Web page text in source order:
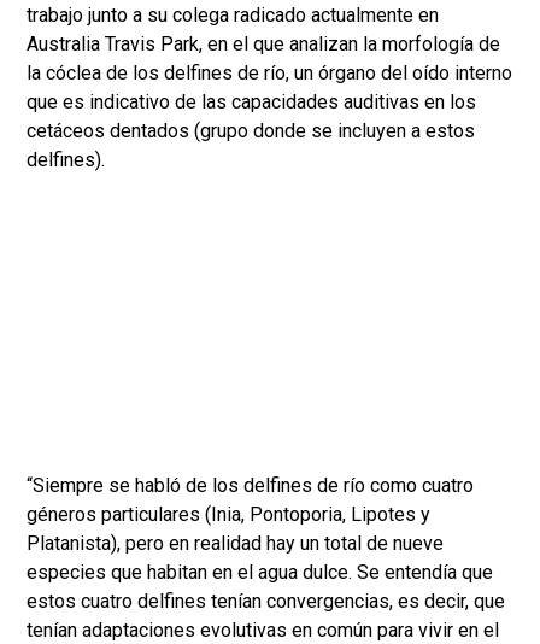
trabajo junto a su colega radicado actualmente en
Australia Travis Park, en el que analizan la morfología de
la cóclea de los delfines de río, un órgano del oído interno
que es indicativo de las capacidades auditivas en los
cetáceos dentados (grupo donde se incluyen a estos
delfines).
“Siempre se habló de los delfines de río como cuatro
géneros particulares (Inia, Pontoporia, Lipotes y
Platanista), pero en realidad hay un total de nueve
especies que habitan en el agua dulce. Se entendía que
estos cuatro delfines tenían convergencias, es decir, que
tenían adaptaciones evolutivas en común para vivir en el